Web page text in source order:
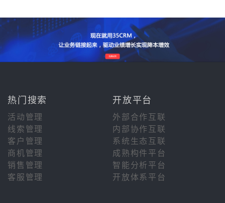
热门搜索 开放平台
活动管理
外部合作互联
线索管理
内部协作互联
客户管理
系统生态互联
商机管理
成熟构件平台
销售管理
智能分析平台
客服管理
开放体系平台